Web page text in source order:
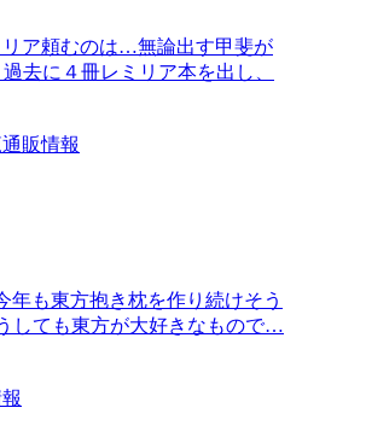
ア頼むのは…無論出す甲斐が
去に４冊レミリア本を出し、
通販情報
も東方抱き枕を作り続けそう
しても東方が大好きなもので…